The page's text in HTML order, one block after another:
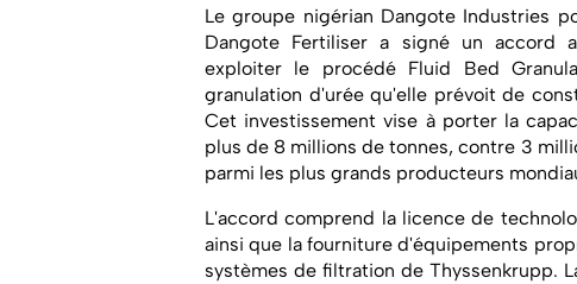
Le groupe nigérian Dangote Industries
Dangote Fertiliser a signé un accord
exploiter le procédé Fluid Bed
granulation d'urée qu'elle prévoit de
Cet investissement vise à porter la
plus de 8 millions de tonnes, contre 3
parmi les plus grands producteurs
L'accord comprend la licence de
ainsi que la fourniture d'équipements
systèmes de filtration de Thyssenkrupp.